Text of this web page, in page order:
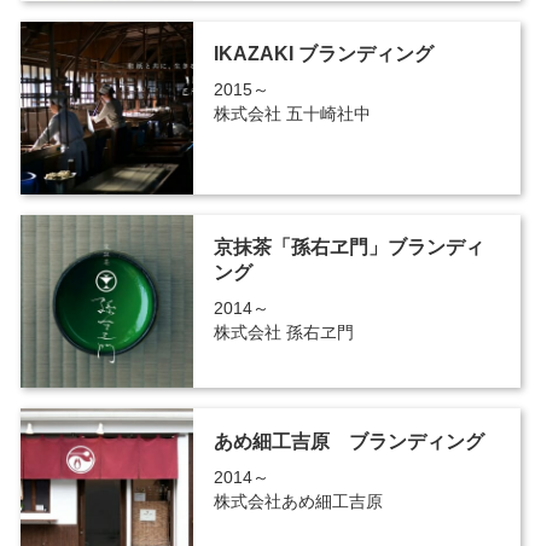
IKAZAKI ブランディング
2015～
株式会社 五十崎社中
京抹茶「孫右ヱ門」ブランディ
ング
2014～
株式会社 孫右ヱ門
あめ細工吉原 ブランディング
2014～
株式会社あめ細工吉原